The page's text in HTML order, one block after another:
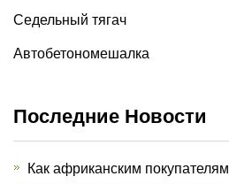
Седельный тягач
Автобетономешалка
Последние Новости
Как африканским покупателям